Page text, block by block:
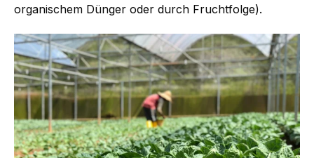
organischem Dünger oder durch Fruchtfolge).